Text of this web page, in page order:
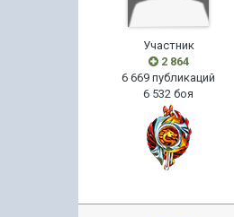
Участник
2 864
6 669 публикаций
6 532 боя